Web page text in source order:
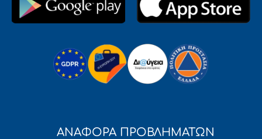
ΑΝΑΦΟΡΑ ΠΡΟΒΛΗΜΑΤΩΝ